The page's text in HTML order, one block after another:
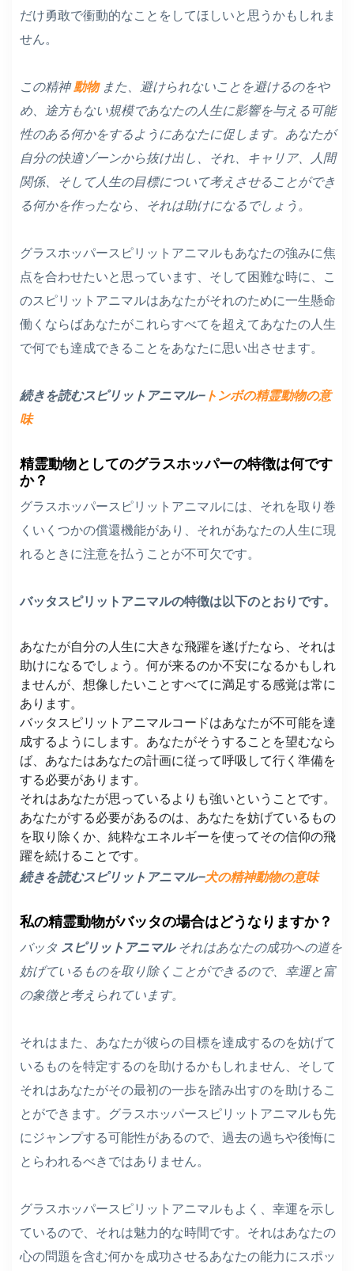
だけ勇敢で衝動的なことをしてほしいと思うかもしれま
せん。
この精神 動物 また、避けられないことを避けるのをや
め、途方もない規模であなたの人生に影響を与える可能
性のある何かをするようにあなたに促します。あなたが
自分の快適ゾーンから抜け出し、それ、キャリア、人間
関係、そして人生の目標について考えさせることができ
る何かを作ったなら、それは助けになるでしょう。
グラスホッパースピリットアニマルもあなたの強みに焦
点を合わせたいと思っています、そして困難な時に、こ
のスピリットアニマルはあなたがそれのために一生懸命
働くならばあなたがこれらすべてを超えてあなたの人生
で何でも達成できることをあなたに思い出させます。
続きを読むスピリットアニマル–トンボの精霊動物の意
味
精霊動物としてのグラスホッパーの特徴は何です
か？
グラスホッパースピリットアニマルには、それを取り巻
くいくつかの償還機能があり、それがあなたの人生に現
れるときに注意を払うことが不可欠です。
バッタスピリットアニマルの特徴は以下のとおりです。
あなたが自分の人生に大きな飛躍を遂げたなら、それは
助けになるでしょう。何が来るのか不安になるかもしれ
ませんが、想像したいことすべてに満足する感覚は常に
あります。
バッタスピリットアニマルコードはあなたが不可能を達
成するようにします。あなたがそうすることを望むなら
ば、あなたはあなたの計画に従って呼吸して行く準備を
する必要があります。
それはあなたが思っているよりも強いということです。
あなたがする必要があるのは、あなたを妨げているもの
を取り除くか、純粋なエネルギーを使ってその信仰の飛
躍を続けることです。
続きを読むスピリットアニマル–犬の精神動物の意味
私の精霊動物がバッタの場合はどうなりますか？
バッタ スピリットアニマル それはあなたの成功への道を
妨げているものを取り除くことができるので、幸運と富
の象徴と考えられています。
それはまた、あなたが彼らの目標を達成するのを妨げて
いるものを特定するのを助けるかもしれません、そして
それはあなたがその最初の一歩を踏み出すのを助けるこ
とができます。グラスホッパースピリットアニマルも先
にジャンプする可能性があるので、過去の過ちや後悔に
とらわれるべきではありません。
グラスホッパースピリットアニマルもよく、幸運を示し
ているので、それは魅力的な時間です。それはあなたの
心の問題を含む何かを成功させるあなたの能力にスポッ